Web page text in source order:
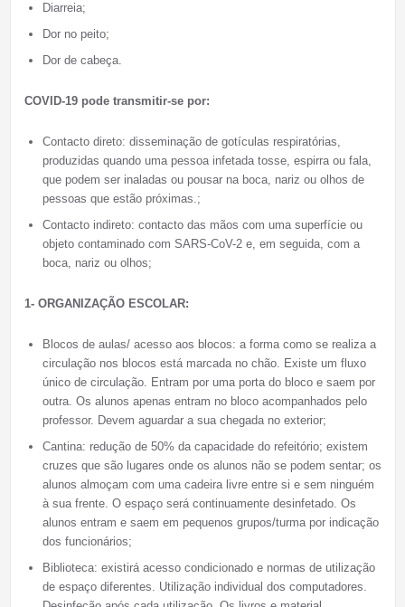
Diarreia;
Dor no peito;
Dor de cabeça.
COVID-19 pode transmitir-sepor:
Contacto direto: disseminação de gotículas respiratórias,
produzidas quando uma pessoa infetada tosse, espirra ou fala,
que podem ser inaladas ou pousar na boca, nariz ou olhos de
pessoas que estão próximas.;
Contacto indireto: contacto das mãos com uma superfície ou
objeto contaminado com SARS-CoV-2 e, em seguida, com a
boca, nariz ou olhos;
1- ORGANIZAÇÃO ESCOLAR:
Blocos de aulas/ acesso aos blocos: a forma como se realiza a
circulação nos blocos está marcada no chão. Existe um fluxo
único de circulação. Entram por uma porta do bloco e saem por
outra. Os alunos apenas entram no bloco acompanhados pelo
professor. Devem aguardar a sua chegada no exterior;
Cantina: redução de 50% da capacidade do refeitório; existem
cruzes que são lugares onde os alunos não se podem sentar; os
alunos almoçam com uma cadeira livre entre si e sem ninguém
à sua frente. O espaço será continuamente desinfetado. Os
alunos entram e saem em pequenos grupos/turma por indicação
dos funcionários;
Biblioteca: existirá acesso condicionado e normas de utilização
de espaço diferentes. Utilização individual dos computadores.